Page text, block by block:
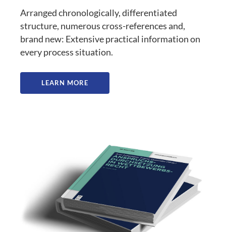
Arranged chronologically, differentiated
structure, numerous cross-references and,
brand new: Extensive practical information on
every process situation.
LEARN MORE